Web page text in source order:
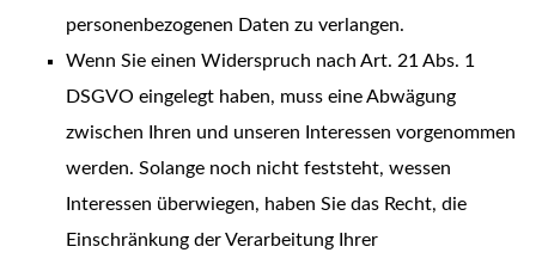
personenbezogenen Daten zu verlangen.
Wenn Sie einen Widerspruch nach Art. 21 Abs. 1
DSGVO eingelegt haben, muss eine Abwägung
zwischen Ihren und unseren Interessen vorgenommen
werden. Solange noch nicht feststeht, wessen
Interessen überwiegen, haben Sie das Recht, die
Einschränkung der Verarbeitung Ihrer